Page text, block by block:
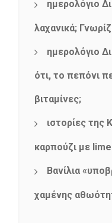
ημερολόγιο
λαχανικά;
ημερολόγιο
ότι, το πεπόνι
βιταμίνες;
ιστορίες της
καρπούζι με
Βανίλια
χαμένης